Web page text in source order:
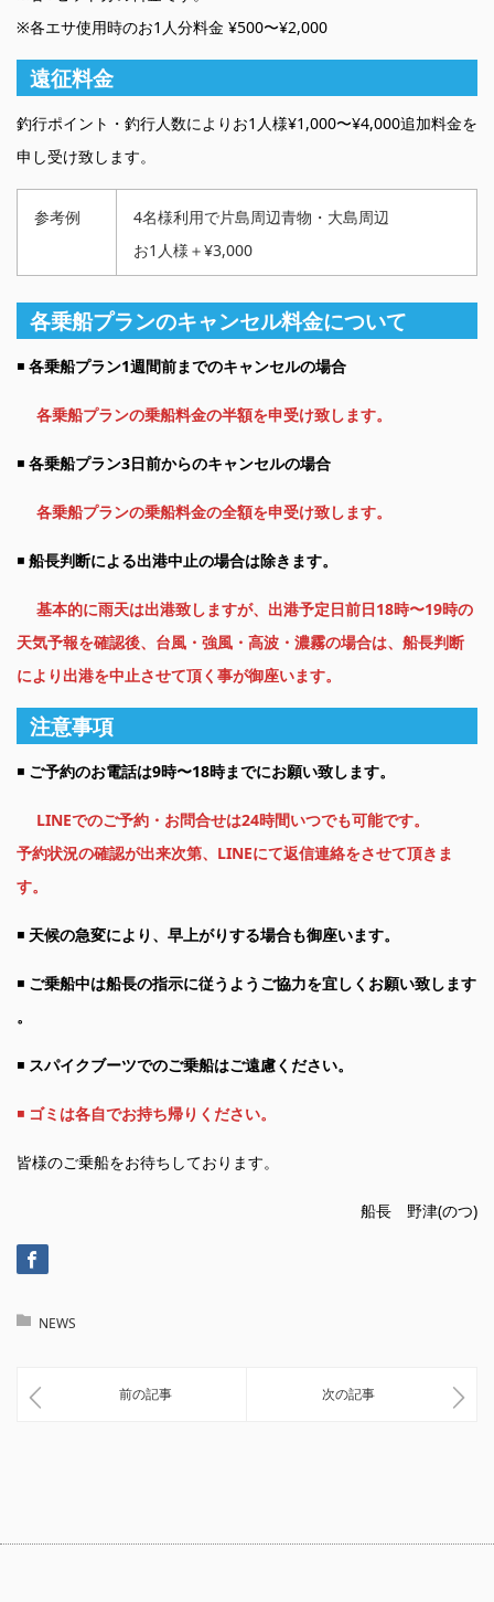
※各エサ使用時のお1人分料金 ¥500〜¥2,000
遠征料金
釣行ポイント・釣行人数によりお1人様¥1,000〜¥4,000追加料金を
申し受け致します。
参考例
4名様利用で片島周辺青物・大島周辺
お1人様＋¥3,000
各乗船プランのキャンセル料金について
◾️ 各乗船プラン1週間前までのキャンセルの場合
各乗船プランの乗船料金の半額を申受け致します。
◾️ 各乗船プラン3日前からのキャンセルの場合
各乗船プランの乗船料金の全額を申受け致します。
◾️ 船長判断による出港中止の場合は除きます。
基本的に雨天は出港致しますが、出港予定日前日18時〜19時の
天気予報を確認後、台風・強風・高波・濃霧の場合は、船長判断
により出港を中止させて頂く事が御座います。
注意事項
◾️ ご予約のお電話は9時〜18時までにお願い致します。
LINEでのご予約・お問合せは24時間いつでも可能です。
予約状況の確認が出来次第、LINEにて返信連絡をさせて頂きま
す。
◾️ 天候の急変により、早上がりする場合も御座います。
◾️ ご乗船中は船長の指示に従うようご協力を宜しくお願い致します
。
◾️ スパイクブーツでのご乗船はご遠慮ください。
◾️ ゴミは各自でお持ち帰りください。
皆様のご乗船をお待ちしております。
船長 野津(のつ)
NEWS
前の記事 次の記事